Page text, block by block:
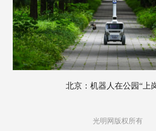
北京：机器人在公园“上
光明网版权所有